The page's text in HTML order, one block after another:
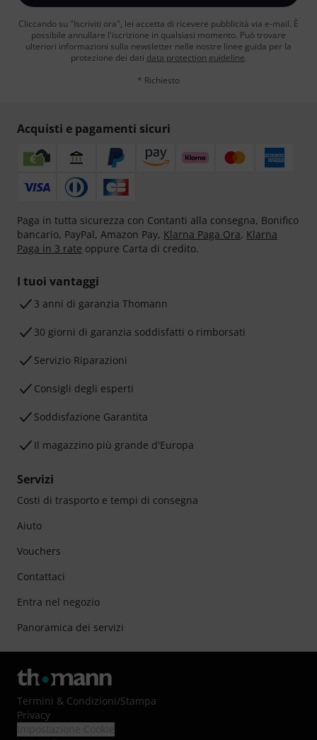
Cliccando su "Iscriviti ora", lei accetta di ricevere pubblicità via e-mail. È
possibile annullare l'iscrizione in qualsiasi momento. Può trovare
ulteriori informazioni sulla newsletter nelle nostre linee guida per la
protezione dei dati data protection guideline.
* Richiesto
Acquisti e pagamenti sicuri
Paga in tutta sicurezza con Contanti alla consegna, Bonifico
bancario, PayPal, Amazon Pay, Klarna Paga Ora, Klarna
Paga in 3 rate oppure Carta di credito.
I tuoi vantaggi
3 anni di garanzia Thomann
30 giorni di garanzia soddisfatti o rimborsati
Servizio Riparazioni
Consigli degli esperti
Soddisfazione Garantita
Il magazzino più grande d'Europa
Servizi
Costi di trasporto e tempi di consegna
Aiuto
Vouchers
Contattaci
Entra nel negozio
Panoramica dei servizi
Termini & Condizioni/Stampa
Privacy